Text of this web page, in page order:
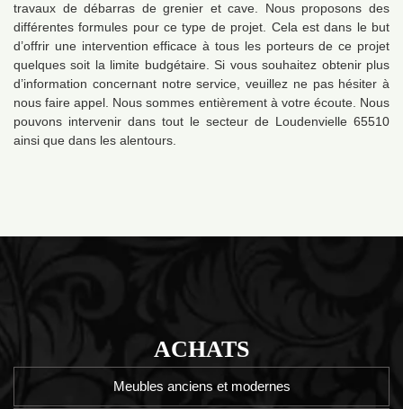
travaux de débarras de grenier et cave. Nous proposons des
différentes formules pour ce type de projet. Cela est dans le but
d’offrir une intervention efficace à tous les porteurs de ce projet
quelques soit la limite budgétaire. Si vous souhaitez obtenir plus
d’information concernant notre service, veuillez ne pas hésiter à
nous faire appel. Nous sommes entièrement à votre écoute. Nous
pouvons intervenir dans tout le secteur de Loudenvielle 65510
ainsi que dans les alentours.
ACHATS
Meubles anciens et modernes